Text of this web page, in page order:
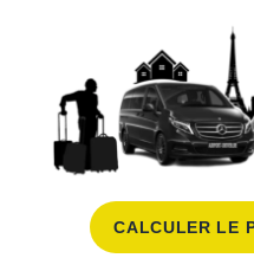
CALCULER LE